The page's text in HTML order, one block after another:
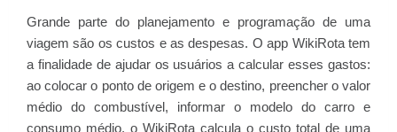
Grande parte do planejamento e programação de uma
viagem são os custos e as despesas. O app WikiRota tem
a finalidade de ajudar os usuários a calcular esses gastos:
ao colocar o ponto de origem e o destino, preencher o valor
médio do combustível, informar o modelo do carro e
consumo médio, o WikiRota calcula o custo total de uma